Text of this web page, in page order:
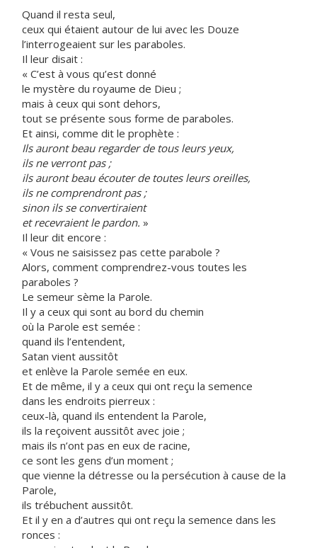
Quand il resta seul,
ceux qui étaient autour de lui avec les Douze
l’interrogeaient sur les paraboles.
Il leur disait :
« C’est à vous qu’est donné
le mystère du royaume de Dieu ;
mais à ceux qui sont dehors,
tout se présente sous forme de paraboles.
Et ainsi, comme dit le prophète :
Ils auront beau regarder de tous leurs yeux,
ils ne verront pas ;
ils auront beau écouter de toutes leurs oreilles,
ils ne comprendront pas ;
sinon ils se convertiraient
et recevraient le pardon. »
Il leur dit encore :
« Vous ne saisissez pas cette parabole ?
Alors, comment comprendrez-vous toutes les
paraboles ?
Le semeur sème la Parole.
Il y a ceux qui sont au bord du chemin
où la Parole est semée :
quand ils l’entendent,
Satan vient aussitôt
et enlève la Parole semée en eux.
Et de même, il y a ceux qui ont reçu la semence
dans les endroits pierreux :
ceux-là, quand ils entendent la Parole,
ils la reçoivent aussitôt avec joie ;
mais ils n’ont pas en eux de racine,
ce sont les gens d’un moment ;
que vienne la détresse ou la persécution à cause de la
Parole,
ils trébuchent aussitôt.
Et il y en a d’autres qui ont reçu la semence dans les
ronces :